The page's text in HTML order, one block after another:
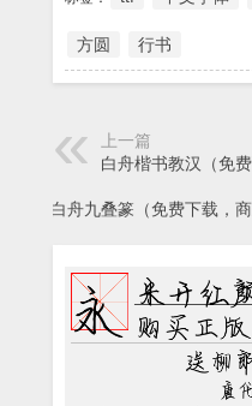
方圆 行书
上一篇
白舟楷书教汉（免
白舟九叠篆（免费下载，